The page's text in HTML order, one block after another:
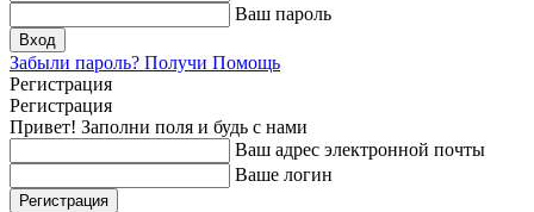
Ваш пароль
Забыли пароль? Получи Помощь
Регистрация
Регистрация
Привет! Заполни поля и будь с нами
Ваш адрес электронной почты
Ваше логин